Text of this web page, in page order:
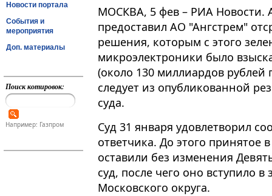
Новости портала
События и
мероприятия
Доп. материалы
Поиск котировок:
Например: Газпром
МОСКВА, 5 фев – РИА Новости.
предоставил АО "Ангстрем"
решения, которым с этого
микроэлектроники было
(около 130 миллиардов рублей
следует из опубликованной
суда.
Суд 31 января удовлетворил
ответчика​​​. До этого
оставили без изменения
суд, после чего оно вступило
Московского округа.